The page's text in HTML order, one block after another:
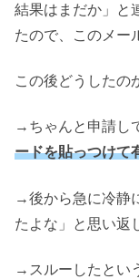
結果はまだか」と
たので、このメー
この後どうしたの
→ちゃんと申請し
ードを貼っつけて
→後から急に冷静
たよな」と思い返
→スルーしたとい